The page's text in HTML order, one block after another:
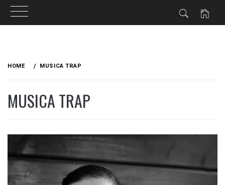
HOME MUSICA TRAP
MUSICA TRAP